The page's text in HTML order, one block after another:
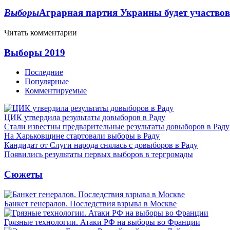
ВыборыАграрная партия Украины будет
Читать комментарии
Выборы 2019
Последние
Популярные
Комментируемые
ЦИК утвердила результаты довыборов в Раду
Стали известны предварительные результаты довыборов в Раду
На Харьковщине стартовали выборы в Раду
Кандидат от Слуги народа снялась с довыборов в Раду
Появились результаты первых выборов в тергромады
Сюжеты
Банкет генералов. Последствия взрыва в Москве
Грязные технологии. Атаки РФ на выборы во Франции